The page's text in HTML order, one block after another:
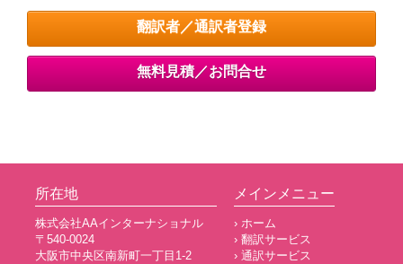
翻訳者／通訳者登録
無料見積／お問合せ
所在地
株式会社AAインターナショナル
〒540-0024
大阪市中央区南新町一丁目1-2
メインメニュー
› ホーム
› 翻訳サービス
› 通訳サービス